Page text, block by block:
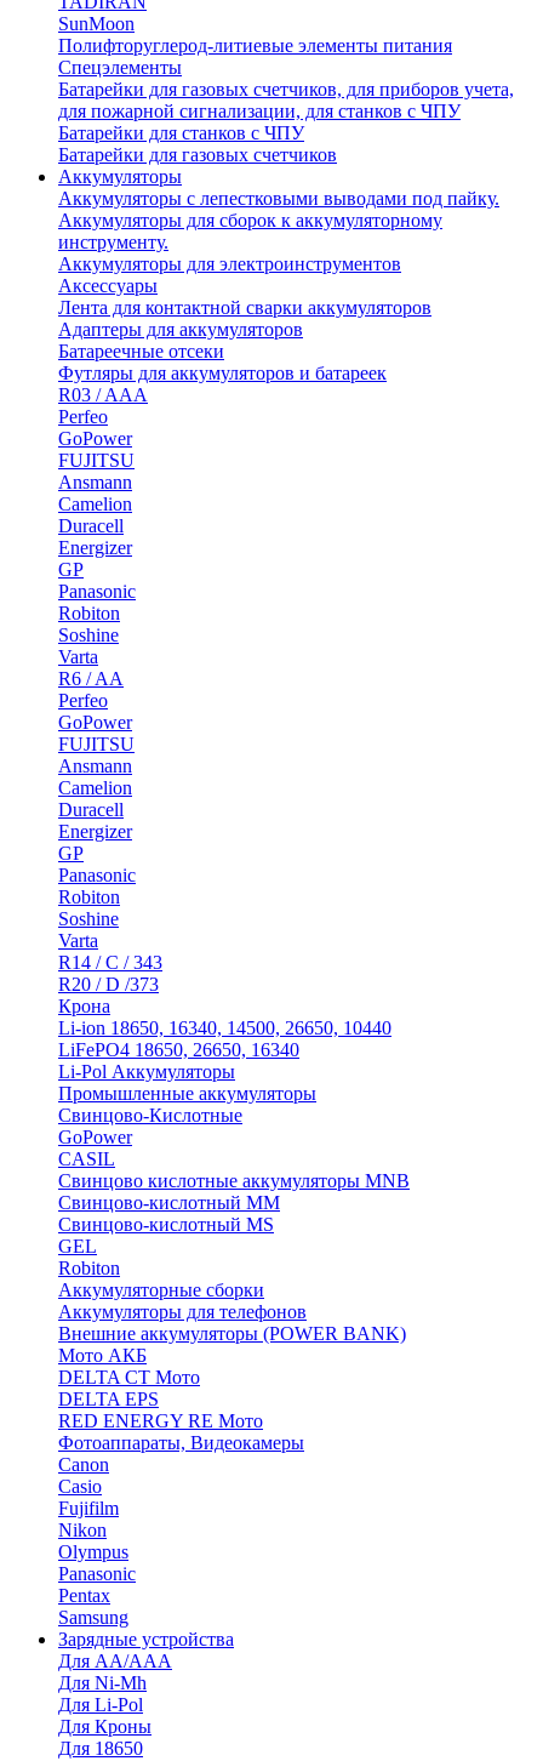
SunMoon
Полифторуглерод-литиевые элементы питания
Спецэлементы
Батарейки для газовых счетчиков, для приборов учета,
для пожарной сигнализации, для станков с ЧПУ
Батарейки для станков с ЧПУ
Батарейки для газовых счетчиков
Аккумуляторы
Аккумуляторы с лепестковыми выводами под пайку.
Аккумуляторы для сборок к аккумуляторному
инструменту.
Аккумуляторы для электроинструментов
Аксессуары
Лента для контактной сварки аккумуляторов
Адаптеры для аккумуляторов
Батареечные отсеки
Футляры для аккумуляторов и батареек
R03 / AAA
Perfeo
GoPower
FUJITSU
Ansmann
Camelion
Duracell
Energizer
GP
Panasonic
Robiton
Soshine
Varta
R6 / AA
Perfeo
GoPower
FUJITSU
Ansmann
Camelion
Duracell
Energizer
GP
Panasonic
Robiton
Soshine
Varta
R14 / C / 343
R20 / D /373
Крона
Li-ion 18650, 16340, 14500, 26650, 10440
LiFePO4 18650, 26650, 16340
Li-Pol Аккумуляторы
Промышленные аккумуляторы
Свинцово-Кислотные
GoPower
CASIL
Свинцово кислотные аккумуляторы MNB
Cвинцово-кислотный MM
Cвинцово-кислотный MS
GEL
Robiton
Аккумуляторные сборки
Аккумуляторы для телефонов
Внешние аккумуляторы (POWER BANK)
Мото АКБ
DELTA CT Мото
DELTA EPS
RED ENERGY RE Мото
Фотоаппараты, Видеокамеры
Canon
Casio
Fujifilm
Nikon
Olympus
Panasonic
Pentax
Samsung
Зарядные устройства
Для AA/AAA
Для Ni-Mh
Для Li-Pol
Для Кроны
Для 18650